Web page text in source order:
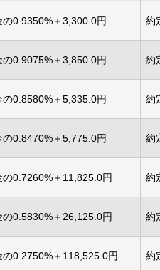
の0.9350%＋3,300.0円 約
の0.9075%＋3,850.0円 約
の0.8580%＋5,335.0円 約
の0.8470%＋5,775.0円 約
の0.7260%＋11,825.0円 約
の0.5830%＋26,125.0円 約
の0.2750%＋118,525.0円 約